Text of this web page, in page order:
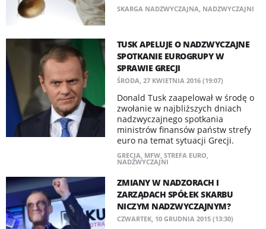
SKARGA NADZWYCZAJNA, NADZWYCZAJNI
TUSK APELUJE O NADZWYCZAJNE
SPOTKANIE EUROGRUPY W
SPRAWIE GRECJI
ŚRODA, 27 KWIETNIA 2016 (19:07)
Donald Tusk zaapelował w środę o
zwołanie w najbliższych dniach
nadzwyczajnego spotkania
ministrów finansów państw strefy
euro na temat sytuacji Grecji.
GRECJA MFW, STREFA EURO
NADZWYCZAJNI
ZMIANY W NADZORACH I
ZARZĄDACH SPÓŁEK SKARBU
NICZYM NADZWYCZAJNYM?
CZWARTEK, 10 GRUDNIA 2015 (13:30)